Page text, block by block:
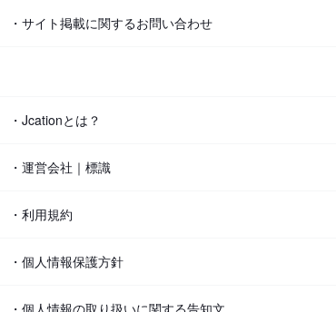
・サイト掲載に関するお問い合わせ
・Jcationとは？
・運営会社｜標識
・利用規約
・個人情報保護方針
・個人情報の取り扱いに関する告知文